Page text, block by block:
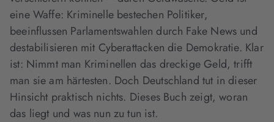
eine Waffe: Kriminelle bestechen Politiker,
beeinflussen Parlamentswahlen durch Fake News und
destabilisieren mit Cyberattacken die Demokratie. Klar
ist: Nimmt man Kriminellen das dreckige Geld, trifft
man sie am härtesten. Doch Deutschland tut in dieser
Hinsicht praktisch nichts. Dieses Buch zeigt, woran
das liegt und was nun zu tun ist.